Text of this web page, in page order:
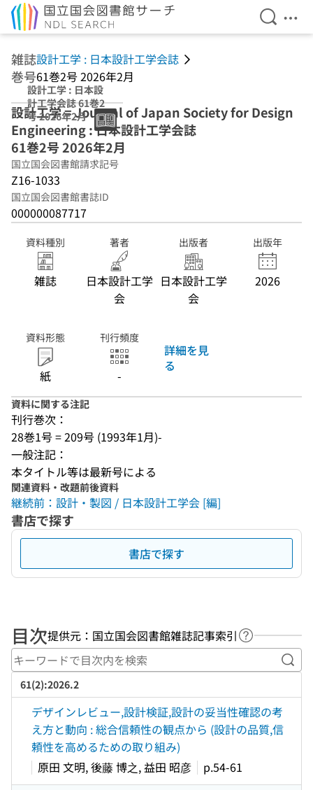
検索を
メ
雑誌設計工学 : 日本設計工学会誌
巻号61巻2号 2026年2月
設計工学 : 日本設
計工学会誌 61巻2
号 2026年2月
設計工学 = Journal of Japan Society for Design
Engineering : 日本設計工学会誌
61巻2号 2026年2月
国立国会図書館請求記号
Z16-1033
国立国会図書館書誌ID
000000087717
資料種別
雑誌
著者
日本設計工学
会
出版者
日本設計工学
会
出版年
2026
資料形態
紙
刊行頻度
-
詳細を見
る
資料に関する注記
刊行巻次：
28巻1号 = 209号 (1993年1月)-
一般注記：
本タイトル等は最新号による
関連資料・改題前後資料
継続前：設計・製図 / 日本設計工学会 [編]
書店で探す
書店で探す
目次提供元：国立国会図書館雑誌記事索引 ヘルプペー
キ
61(2):2026.2
デザインレビュー,設計検証,設計の妥当性確認の考
え方と動向 : 総合信頼性の観点から (設計の品質,信
頼性を高めるための取り組み)
原田 文明, 後藤 博之, 益田 昭彦
p.54-61